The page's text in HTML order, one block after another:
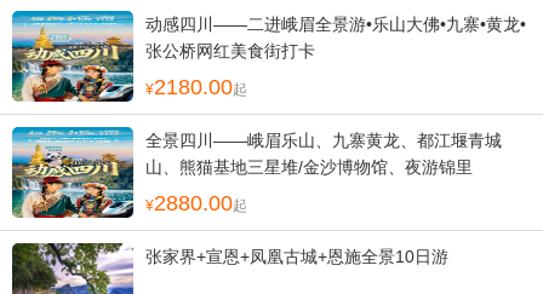
动感四川——二进峨眉全景游•乐山大佛•九寨•黄龙•
张公桥网红美食街打卡
2180.00起
全景四川——峨眉乐山、九寨黄龙、都江堰青城
山、熊猫基地三星堆/金沙博物馆、夜游锦里
2880.00起
张家界+宣恩+凤凰古城+恩施全景10日游